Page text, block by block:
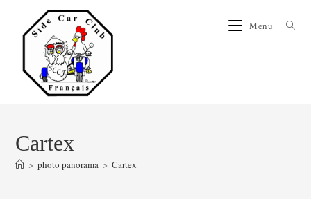
Menu
Cartex
> photo panorama > Cartex